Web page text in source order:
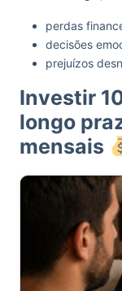
perdas
decisões
prejuízos
Investir
longo
mensais